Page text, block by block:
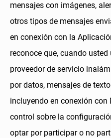
mensajes con imágenes,
otros tipos de mensajes
en conexión con la
reconoce que, cuando
proveedor de servicio
por datos, mensajes de
incluyendo en conexión con
control sobre la
optar por participar o no